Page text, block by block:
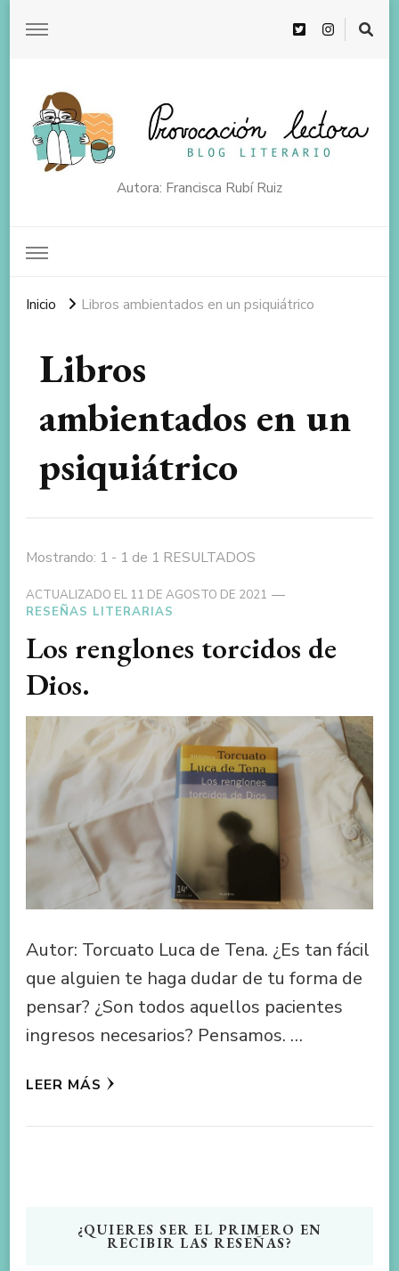
Autora: Francisca Rubí Ruiz
Inicio Libros ambientados en un psiquiátrico
Libros
ambientados en un
psiquiátrico
Mostrando: 1 - 1 de 1 RESULTADOS
ACTUALIZADO EL 11 DE AGOSTO DE 2021
RESEÑAS LITERARIAS
Los renglones torcidos de
Dios.
Autor: Torcuato Luca de Tena. ¿Es tan fácil
que alguien te haga dudar de tu forma de
pensar? ¿Son todos aquellos pacientes
ingresos necesarios? Pensamos. …
LEER MÁS
¿QUIERES SER EL PRIMERO EN
RECIBIR LAS RESEÑAS?